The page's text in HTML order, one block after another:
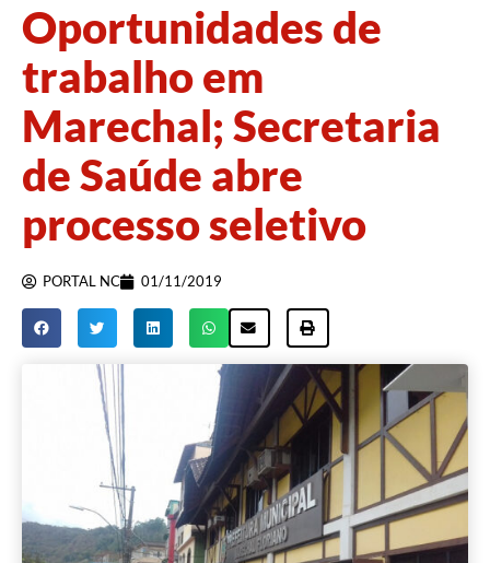
Oportunidades de
trabalho em
Marechal; Secretaria
de Saúde abre
processo seletivo
PORTAL NC 01/11/2019